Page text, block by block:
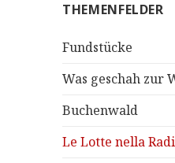
THEMENFELDER
Fundstücke
Was geschah zur
Buchenwald
Le Lotte nella